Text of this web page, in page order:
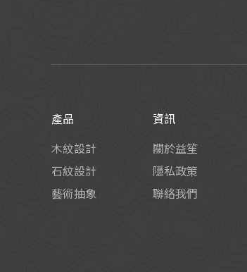
產品
木紋設計
石紋設計
藝術抽象
資訊
關於益笙
隱私政策
聯絡我們